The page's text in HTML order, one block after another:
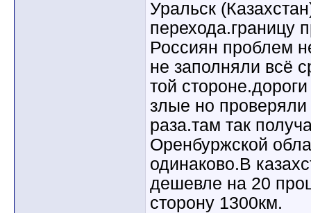
Уральск
перехода.границу
Россиян проблем
не заполняли всё
той
злые но
раза.там так
Оренбуржской
одинаково.В
дешевле на 20
сторону 1300км.